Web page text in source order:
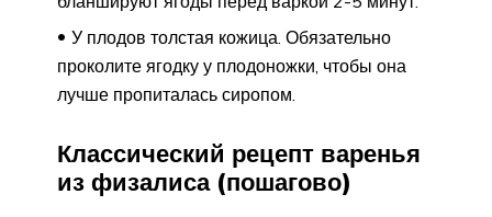
У плодов толстая кожица. Обязательно
проколите ягодку у плодоножки, чтобы она
лучше пропиталась сиропом.
Классический рецепт варенья
из физалиса (пошагово)